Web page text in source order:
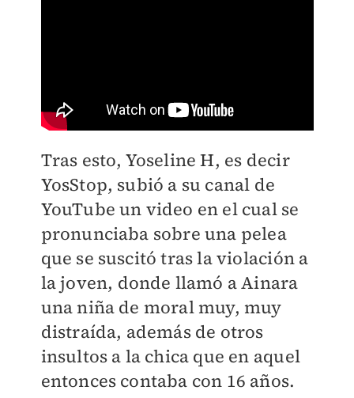
Tras esto, Yoseline H, es decir
YosStop, subió a su canal de
YouTube un video en el cual se
pronunciaba sobre una pelea
que se suscitó tras la violación a
la joven, donde llamó a Ainara
una niña de moral muy, muy
distraída, además de otros
insultos a la chica que en aquel
entonces contaba con 16 años.